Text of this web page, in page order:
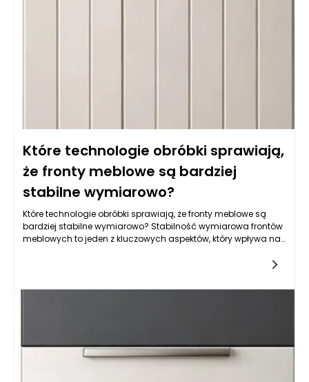
Które technologie obróbki sprawiają,
że fronty meblowe są bardziej
stabilne wymiarowo?
Które technologie obróbki sprawiają, że fronty meblowe są
bardziej stabilne wymiarowo? Stabilność wymiarowa frontów
meblowych to jeden z kluczowych aspektów, który wpływa na